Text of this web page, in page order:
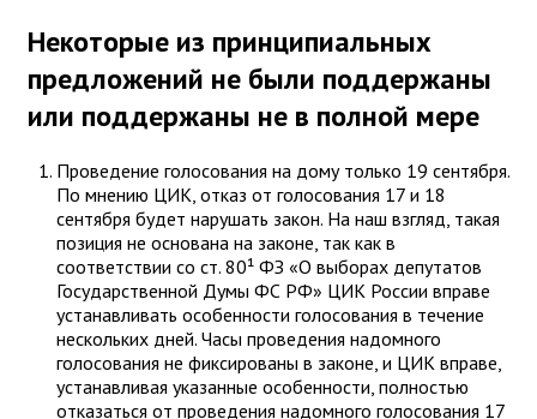
Некоторые из принципиальных
предложений не были поддержаны
или поддержаны не в полной мере
Проведение голосования на дому только 19 сентября.
По мнению ЦИК, отказ от голосования 17 и 18
сентября будет нарушать закон. На наш взгляд, такая
позиция не основана на законе, так как в
соответствии со ст. 80¹ ФЗ «О выборах депутатов
Государственной Думы ФС РФ» ЦИК России вправе
устанавливать особенности голосования в течение
нескольких дней. Часы проведения надомного
голосования не фиксированы в законе, и ЦИК вправе,
устанавливая указанные особенности, полностью
отказаться от проведения надомного голосования 17